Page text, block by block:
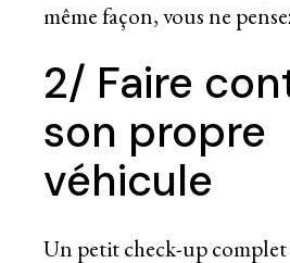
même façon, vous ne
2/ Faire
son propre
véhicule
Un petit check-up complet